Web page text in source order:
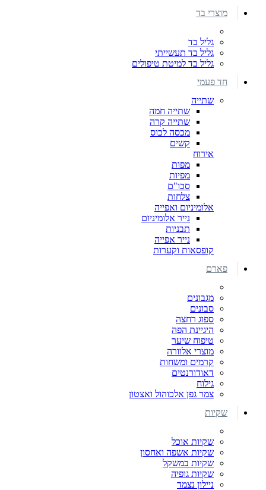
מוצרי בד
גליל בד
גליל בד תעשייתי
גליל בד למיטת טיפולים
חד פעמי
שתייה
שתייה חמה
שתייה קרה
מכסה לכוס
קשים
אירוח
מפות
מפיות
סכו"ם
צלחות
אלומיניום ואפייה
נייר אלומיניום
תבניות
נייר אפייה
קופסאות וקערות
פארם
מגבונים
סבונים
ספוג רחצה
היגיינת הפה
טיפוח שיער
מוצרי אלוורה
קרמים ומשחות
דאודורנטים
גילוח
צמר גפן אלכוהול ואצטון
שקיות
שקיות אוכל
שקיות אשפה ואחסון
שקיות במשקל
שקיות גופיה
ניילון נצמד